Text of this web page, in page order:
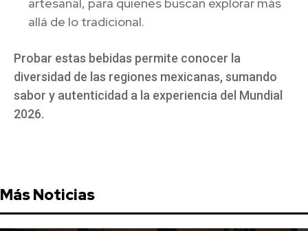
artesanal, para quienes buscan explorar más
allá de lo tradicional.
Probar estas bebidas permite conocer la
diversidad de las regiones mexicanas, sumando
sabor y autenticidad a la experiencia del Mundial
2026.
Más Noticias